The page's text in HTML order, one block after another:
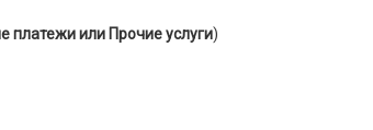
платежи или Прочие услуги)